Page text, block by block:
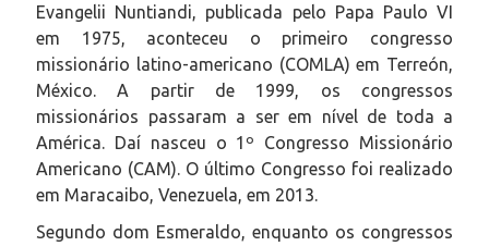
Evangelii Nuntiandi, publicada pelo Papa Paulo VI
em 1975, aconteceu o primeiro congresso
missionário latino-americano (COMLA) em Terreón,
México. A partir de 1999, os congressos
missionários passaram a ser em nível de toda a
América. Daí nasceu o 1º Congresso Missionário
Americano (CAM). O último Congresso foi realizado
em Maracaibo, Venezuela, em 2013.
Segundo dom Esmeraldo, enquanto os congressos